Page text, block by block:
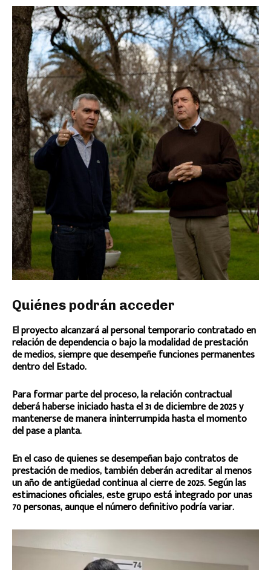
Quiénes podrán acceder
El proyecto alcanzará al personal temporario contratado en
relación de dependencia o bajo la modalidad de prestación
de medios, siempre que desempeñe funciones permanentes
dentro del Estado.
Para formar parte del proceso, la relación contractual
deberá haberse iniciado hasta el 31 de diciembre de 2025 y
mantenerse de manera ininterrumpida hasta el momento
del pase a planta.
En el caso de quienes se desempeñan bajo contratos de
prestación de medios, también deberán acreditar al menos
un año de antigüedad continua al cierre de 2025. Según las
estimaciones oficiales, este grupo está integrado por unas
70 personas, aunque el número definitivo podría variar.